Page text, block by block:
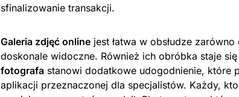
sfinalizowanie transakcji.
Galeria zdjęć online jest łatwa w obsłudze
doskonale widoczne. Również ich obróbka staje
fotografa stanowi dodatkowe udogodnienie, które
aplikacji przeznaczonej dla specjalistów. Każdy,